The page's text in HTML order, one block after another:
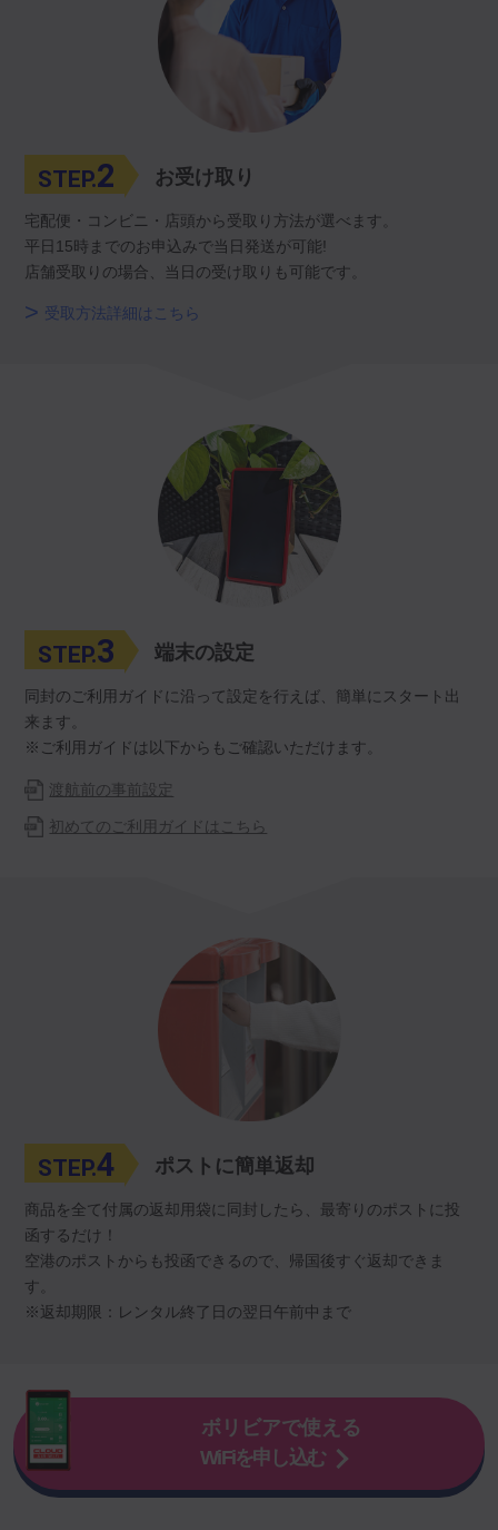
STEP.2 お受け取り
宅配便・コンビニ・店頭から受取り方法が選べます。
平日15時までのお申込みで当日発送が可能!
店舗受取りの場合、当日の受け取りも可能です。
受取方法詳細はこちら
STEP.3 端末の設定
同封のご利用ガイドに沿って設定を行えば、簡単にスタート出
来ます。
※ご利用ガイドは以下からもご確認いただけます。
渡航前の事前設定
初めてのご利用ガイドはこちら
STEP.4 ポストに簡単返却
商品を全て付属の返却用袋に同封したら、最寄りのポストに投
函するだけ！
空港のポストからも投函できるので、帰国後すぐ返却できま
す。
※返却期限：レンタル終了日の翌日午前中まで
ボリビアで使える
WiFiを申し込む